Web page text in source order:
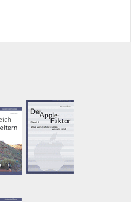
Der Apple-
Faktor